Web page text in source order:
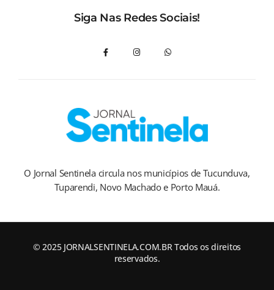
Siga Nas Redes Sociais!
O Jornal Sentinela circula nos municípios de Tucunduva,
Tuparendi, Novo Machado e Porto Mauá.
© 2025 JORNALSENTINELA.COM.BR Todos os direitos
reservados.